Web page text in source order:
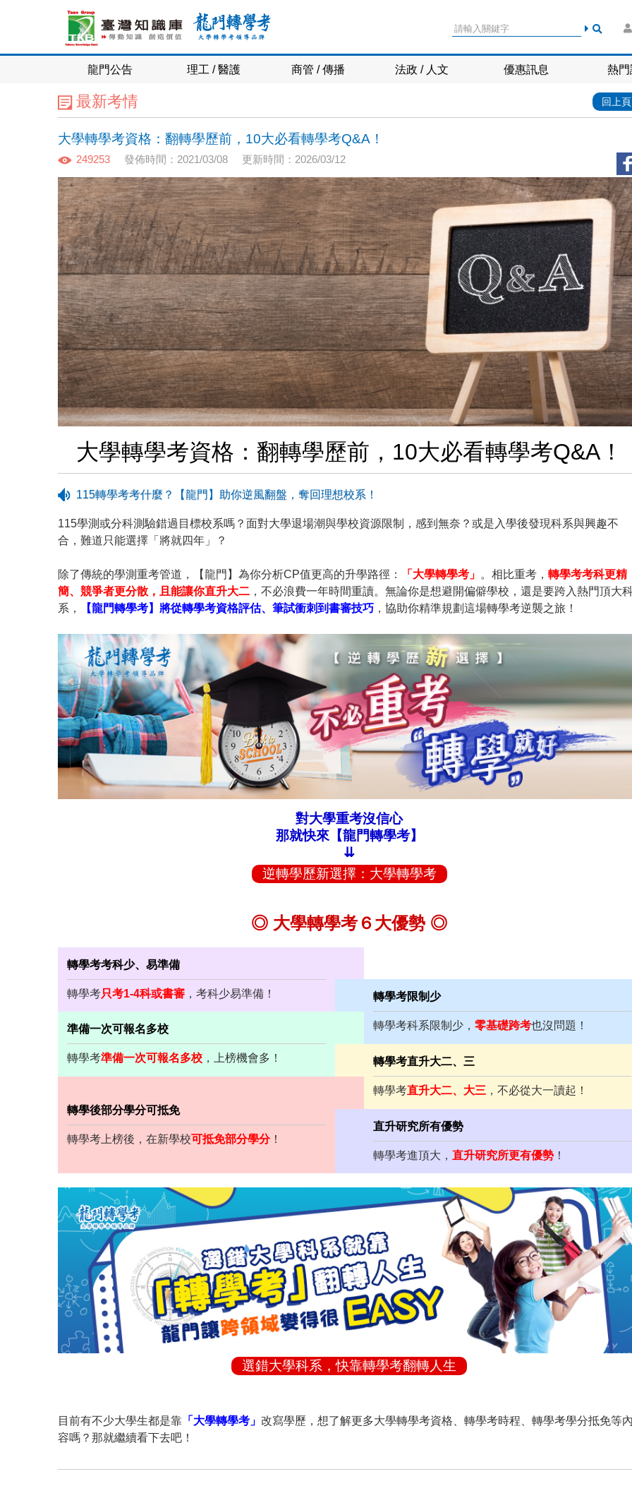
龍門公告 理工 / 醫護 商管 / 傳播 法政 / 人文 優惠訊息 熱
最新考情 回上頁
大學轉學考資格：翻轉學歷前，10大必看轉學考Q&A！
249253 發佈時間：2021/03/08 更新時間：2026/03/12
大學轉學考資格：翻轉學歷前，10大必看轉學考Q&A！
115轉學考考什麼？【龍門】助你逆風翻盤，奪回理想校系！
115學測或分科測驗錯過目標校系嗎？面對大學退場潮與學校資源限制，感到無奈？或是入學後發現科系與興趣不
合，難道只能選擇「將就四年」？
除了傳統的學測重考管道，【龍門】為你分析CP值更高的升學路徑： 「大學轉學考」 。相比重考， 轉學考考科更精
簡、競爭者更分散，且能讓你直升大二 ，不必浪費一年時間重讀。無論你是想避開偏僻學校，還是要跨入熱門頂大
系，
【龍門轉學考】將從轉學考資格評估、筆試衝刺到書審技巧 ，協助你精準規劃這場轉學考逆襲之旅！
對大學重考沒信心
那就快來【龍門轉學考】
⇊
逆轉學歷新選擇：大學轉學考
◎ 大學轉學考６大優勢 ◎
轉學考考科少、易準備
轉學考只考1-4科或書審 ，考科少易準備！ 轉學考限制少
轉學考科系限制少，零基礎跨考也沒問題！
準備一次可報名多校
轉學考準備一次可報名多校 ，上榜機會多！ 轉學考直升大二、三
轉學考直升大二、大三 ，不必從大一讀起！
轉學後部分學分可抵免
轉學考上榜後，在新學校可抵免部分學分！
直升研究所有優勢
轉學考進頂大，直升研究所更有優勢 ！
選錯大學科系，快靠轉學考翻轉人生
目前有不少大學生都是靠 「大學轉學考」 改寫學歷，想了解更多大學轉學考資格、轉學考時程、轉學考學分抵免等
容嗎？那就繼續看下去吧！